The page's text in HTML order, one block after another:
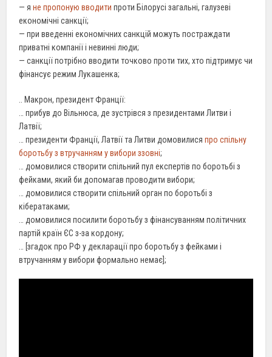
— яне пропоную вводити проти Білорусі загальні, галузеві
економічні санкції;
— при введенні економічних санкцій можуть постраждати
приватні компанії і невинні люди;
— санкції потрібно вводити точково проти тих, хто підтримує чи
фінансує режим Лукашенка;
.. Макрон, президент Франції:
… прибув до Вільнюса, де зустрівся з президентами Литви і
Латвії;
… президенти Франції, Латвії та Литви домовилисяпро спільну
боротьбу з втручанням у вибори ззовні;
… домовилися створити спільний пул експертів по боротьбі з
фейками, який би допомагав проводити вибори;
… домовилися створити спільний орган по боротьбі з
кібератаками;
… домовилися посилити боротьбу з фінансуванням політичних
партій країн ЄС з-за кордону;
… [згадок про РФ у декларації про боротьбу з фейками і
втручанням у вибори формально немає];